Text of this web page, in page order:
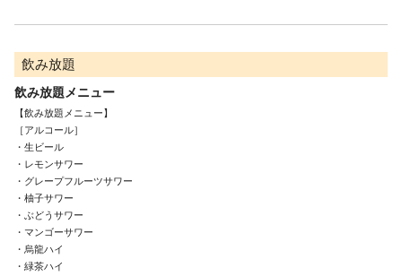
飲み放題
飲み放題メニュー
【飲み放題メニュー】
［アルコール］
・生ビール
・レモンサワー
・グレープフルーツサワー
・柚子サワー
・ぶどうサワー
・マンゴーサワー
・烏龍ハイ
・緑茶ハイ